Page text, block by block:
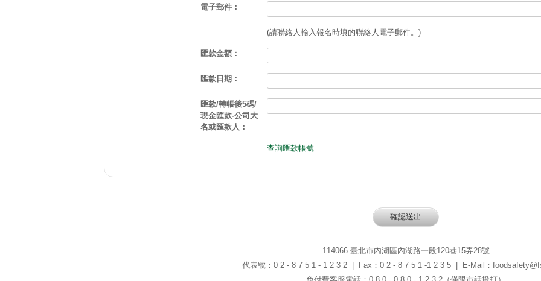
電子郵件：
(請聯絡人輸入報名時填的聯絡人電子郵件。)
匯款金額：
匯款日期：
匯款/轉帳後5碼/
現金匯款-公司大
名或匯款人：
查詢匯款帳號
114066 臺北市內湖區內湖路一段120巷15弄28號
代表號：0 2 - 8 7 5 1 - 1 2 3 2 | Fax：0 2 - 8 7 5 1 -1 2 3 5 | E-Mail：